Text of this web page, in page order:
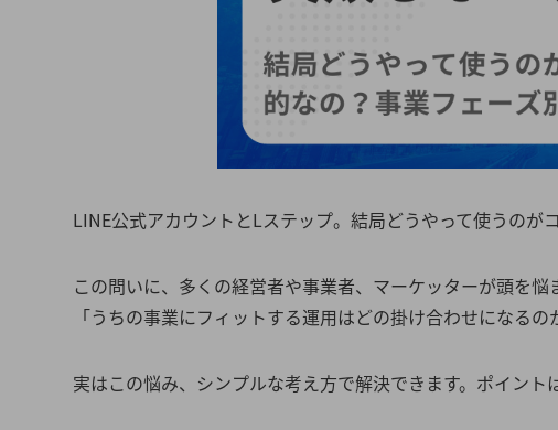
LINE公式アカウントとLステップ。結局どうやって使うのが
この問いに、多くの経営者や事業者、マーケッターが頭を悩
「うちの事業にフィットする運用はどの掛け合わせになる
実はこの悩み、シンプルな考え方で解決できます。ポイント